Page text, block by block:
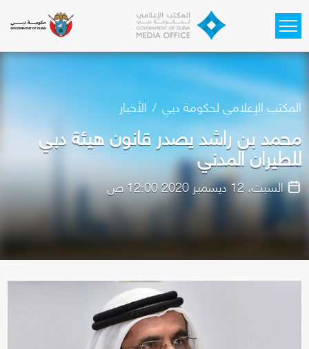
المكتب الإعلامي لحكومة دبي الأخبار
محمد بن راشد يصدر قانون هيئة دبي
للطيران المدني
السبت، 12 ديسمبر 2020 12:00 ص